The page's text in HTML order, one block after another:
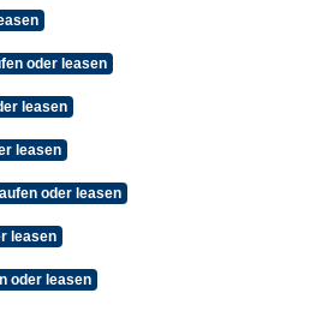
oder leasen
leasen
leasen
oder leasen
leasen
oder leasen